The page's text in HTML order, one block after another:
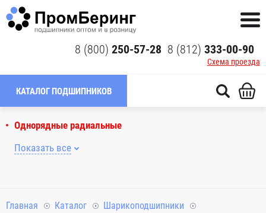
8 (800) 250-57-28 8 (812) 333-00-90
Схема проезда
КАТАЛОГ ПОДШИПНИКОВ
Однорядные радиальные
Показать все
Главная Каталог
Шарикоподшипники